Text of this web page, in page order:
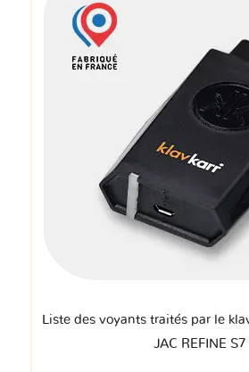
Liste des voyants traités par le
JAC REFINE S7